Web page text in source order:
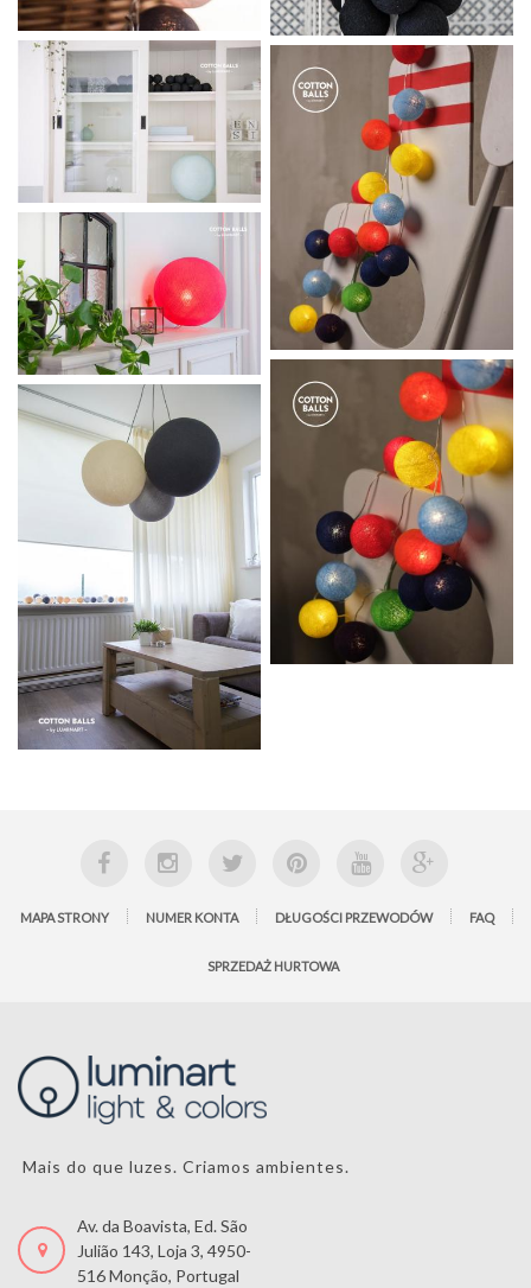
MAPA STRONY NUMER KONTA DŁUGOŚCI PRZEWODÓW FAQ
SPRZEDAŻ HURTOWA
Mais do que luzes. Criamos ambientes.
Av. da Boavista, Ed. São
Julião 143, Loja 3, 4950-
516 Monção, Portugal